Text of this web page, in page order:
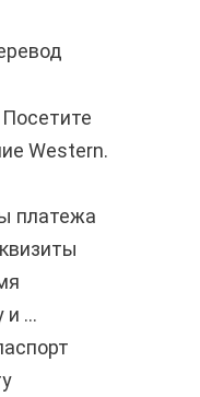
Western.
платежа
и ...